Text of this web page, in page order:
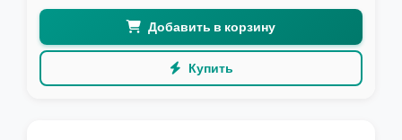
Добавить в корзину
Купить